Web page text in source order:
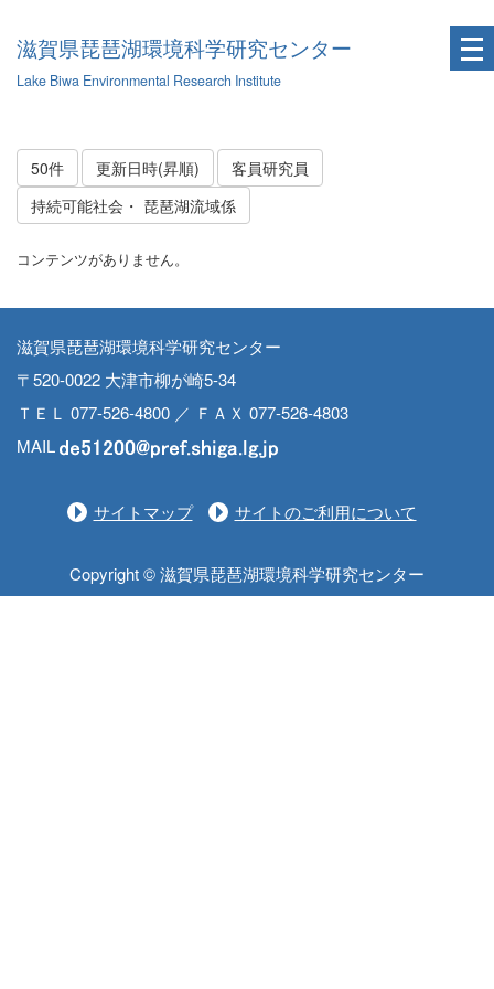
滋賀県琵琶湖環境科学研究センター
Lake Biwa Environmental Research Institute
50件 更新日時(昇順)
客員研究員
持続可能社会・ 琵琶湖流域係
コンテンツがありません。
滋賀県琵琶湖環境科学研究センター
〒520-0022 大津市柳が崎5-34
ＴＥＬ 077-526-4800 ／ ＦＡＸ 077-526-4803
MAIL
サイトマップ サイトのご利用について
Copyright © 滋賀県琵琶湖環境科学研究センター